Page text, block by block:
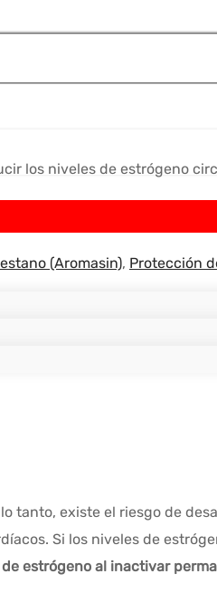
los niveles de estrógeno
(Aromasin), Protección
tanto, existe el riesgo de
Si los niveles de
estrógeno al inactivar